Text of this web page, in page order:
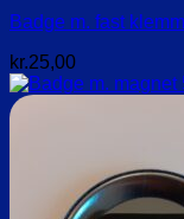
Badge m. fast
kr.25,00